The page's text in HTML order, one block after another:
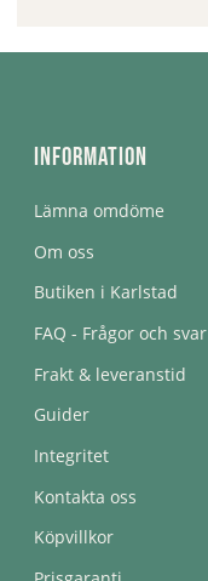
Information
Lämna omdöme
Om oss
Butiken i Karlstad
FAQ - Frågor och svar
Frakt & leveranstid
Guider
Integritet
Kontakta oss
Köpvillkor